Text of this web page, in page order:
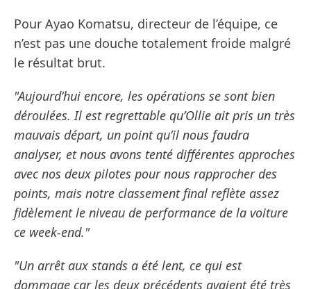
Pour Ayao Komatsu, directeur de l’équipe, ce
n’est pas une douche totalement froide malgré
le résultat brut.
"Aujourd’hui encore, les opérations se sont bien
déroulées. Il est regrettable qu’Ollie ait pris un très
mauvais départ, un point qu’il nous faudra
analyser, et nous avons tenté différentes approches
avec nos deux pilotes pour nous rapprocher des
points, mais notre classement final reflète assez
fidèlement le niveau de performance de la voiture
ce week-end."
"Un arrêt aux stands a été lent, ce qui est
dommage car les deux précédents avaient été très